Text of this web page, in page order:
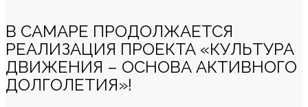
В САМАРЕ ПРОДОЛЖАЕТСЯ
РЕАЛИЗАЦИЯ ПРОЕКТА «КУЛЬТУРА
ДВИЖЕНИЯ – ОСНОВА АКТИВНОГО
ДОЛГОЛЕТИЯ»!